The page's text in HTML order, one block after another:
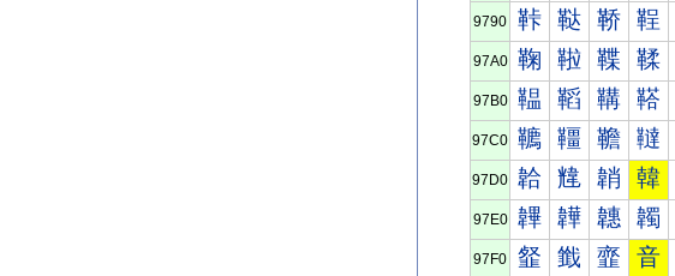
9790 鞐 鞑 鞒 鞓
97A0 鞠 鞡 鞢 鞣
97B0 鞰 鞱 鞲 鞳
97C0 韀 韁 韂 韃
97D0 韐 韑 韒 韓
97E0 韠 韡 韢 韣
97F0 韰 韱 韲 音